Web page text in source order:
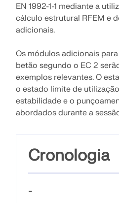
API Dlubal
A sua porta de entrada para
automação
Descobrir
Primeiros passos
Objetos de modelo
EN 1992-1-1 mediante a
cálculo estrutural RFEM e
adicionais.
Os módulos adicionais
betão segundo o EC 2
exemplos relevantes. O
o estado limite de
estabilidade e o
abordados durante a
Cronologia
-